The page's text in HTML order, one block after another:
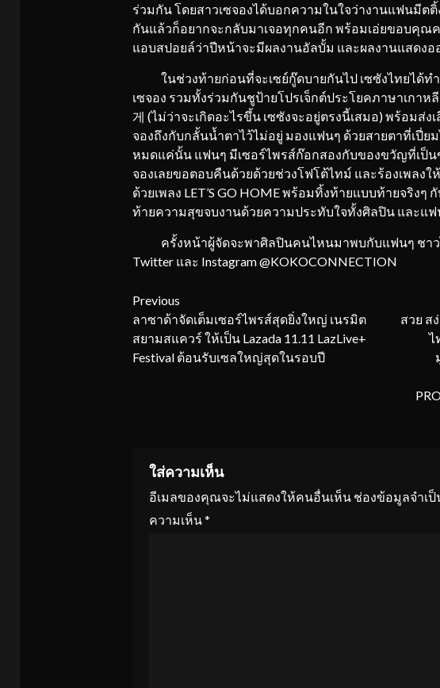
ร่วมกัน โดยสาวเซจองได้บอกความในใจว่างานแฟนมีต
กันแล้วก็อยากจะกลับมาเจอทุกคนอีก พร้อมเอ่ยขอบคุณ
แอบสปอยล์ว่าปีหน้าจะมีผลงานอัลบั้ม และผลงานแสดง
ในช่วงท้ายก่อนที่จะเซย์กู๊ดบายกันไป เซซังไทยได้ทำ
เซจอง รวมทั้งร่วมกันชูป้ายโปรเจ็กต์ประโยคภาษาเกาหลี
게 (ไม่ว่าจะเกิดอะไรขึ้น เซซังจะอยู่ตรงนี้เสมอ) พร้อมส่
จองถึงกับกลั้นน้ำตาไว้ไม่อยู่ มองแฟนๆ ด้วยสายตาที่เปี่ย
หมดแค่นั้น แฟนๆ มีเซอร์ไพรส์ก๊อกสองกับของขวัญที่เป็น
จองเลยขอตอบคืนด้วยด้วยช่วงโฟโต้ไทม์ และร้องเพลงใ
ด้วยเพลง LET’S GO HOME พร้อมทิ้งท้ายแบบท้ายจริง
ท้ายความสุขจบงานด้วยความประทับใจทั้งศิลปิน และแ
ครั้งหน้าผู้จัดจะพาศิลปินคนไหนมาพบกับแฟนๆ ชาวไ
Twitter และ Instagram @KOKOCONNECTION
Continue
Reading
Previous
ลาซาด้าจัดเต็มเซอร์ไพรส์สุดยิ่งใหญ่ เนรมิต
สยามสแควร์ ให้เป็น Lazada 11.11 LazLive+
Festival ต้อนรับเซลใหญ่สุดในรอบปี
สวย ส
ไ
ใส่ความเห็น
อีเมลของคุณจะไม่แสดงให้คนอื่นเห็น ช่องข้อมูลจำเ
ความเห็น*